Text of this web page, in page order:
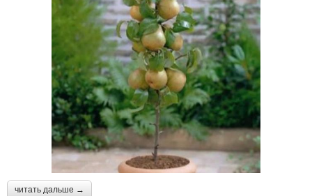
читать дальше →